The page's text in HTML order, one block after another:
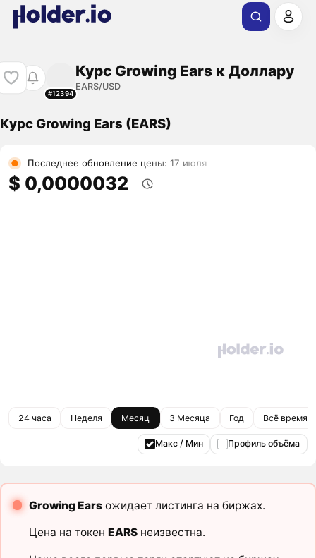
#12394
Курс Growing Ears к Доллару
EARS/USD
Курс Growing Ears (EARS)
Последнее обновление цены: 17 июля
$ 0,0000032
24 часа Неделя Месяц 3 Месяца Год Всё время
Макс / Мин Профиль объёма
Growing Earsожидает листинга на биржах.
Цена на токен EARSнеизвестна.